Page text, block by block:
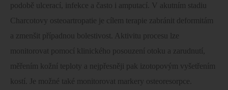
podobě ulcerací, infekce a často i amputací. V akutním stadiu
Charcotovy osteoartropatie je cílem terapie zabránit deformitám
a zmenšit případnou bolestivost. Aktivitu procesu lze
monitorovat pomocí klinického posouzení otoku a zarudnutí,
měřením kožní teploty a nejpřesněji pak izotopovým vyšetřením
kostí. Je možné také monitorovat markery osteoresorpce.